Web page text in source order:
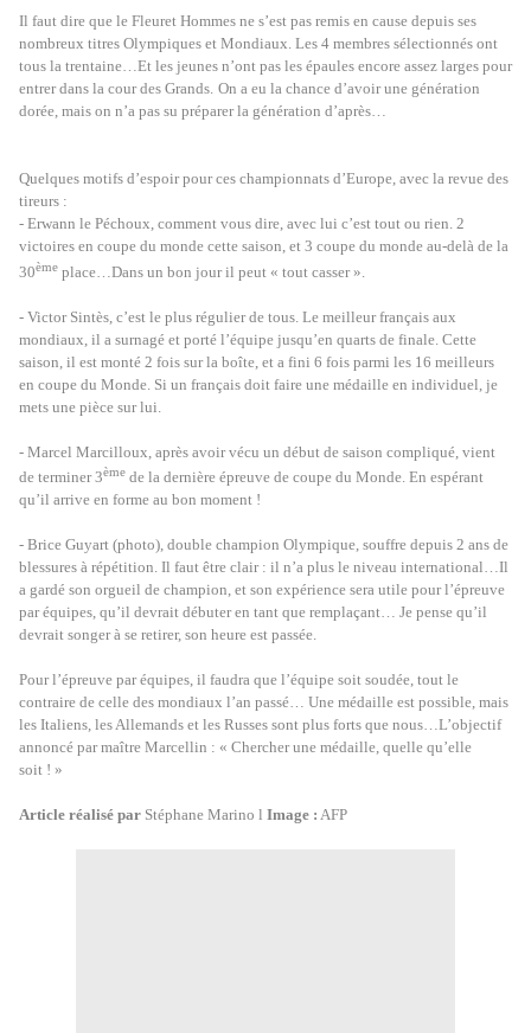
Il faut dire que le Fleuret Hommes ne s’est pas remis en cause depuis ses
nombreux titres Olympiques et Mondiaux. Les 4 membres sélectionnés ont
tous la trentaine…Et les jeunes n’ont pas les épaules encore assez larges pour
entrer dans la cour des Grands. On a eu la chance d’avoir une génération
dorée, mais on n’a pas su préparer la génération d’après…
Quelques motifs d’espoir pour ces championnats d’Europe, avec la revue des
tireurs :
- Erwann le Péchoux, comment vous dire, avec lui c’est tout ou rien. 2
victoires en coupe du monde cette saison, et 3 coupe du monde au-delà de la
30ème place…Dans un bon jour il peut « tout casser ».
- Victor Sintès, c’est le plus régulier de tous. Le meilleur français aux
mondiaux, il a surnagé et porté l’équipe jusqu’en quarts de finale. Cette
saison, il est monté 2 fois sur la boîte, et a fini 6 fois parmi les 16 meilleurs
en coupe du Monde. Si un français doit faire une médaille en individuel, je
mets une pièce sur lui.
- Marcel Marcilloux, après avoir vécu un début de saison compliqué, vient
de terminer 3ème de la dernière épreuve de coupe du Monde. En espérant
qu’il arrive en forme au bon moment !
- Brice Guyart (photo), double champion Olympique, souffre depuis 2 ans de
blessures à répétition. Il faut être clair : il n’a plus le niveau international…Il
a gardé son orgueil de champion, et son expérience sera utile pour l’épreuve
par équipes, qu’il devrait débuter en tant que remplaçant… Je pense qu’il
devrait songer à se retirer, son heure est passée.
Pour l’épreuve par équipes, il faudra que l’équipe soit soudée, tout le
contraire de celle des mondiaux l’an passé… Une médaille est possible, mais
les Italiens, les Allemands et les Russes sont plus forts que nous…L’objectif
annoncé par maître Marcellin : « Chercher une médaille, quelle qu’elle
soit ! »
Article réalisé par Stéphane Marino l Image : AFP